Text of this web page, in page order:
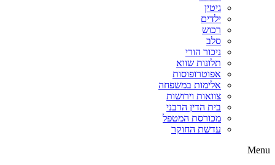
גיטין
ילדים
רכוש
סלב
ניכור הורי
תלונות שווא
אפוטרופוסות
אלימות במשפחה
צוואות וירושות
בית הדין הרבני
מכורסת המטפל
עדשת החוקר
Menu